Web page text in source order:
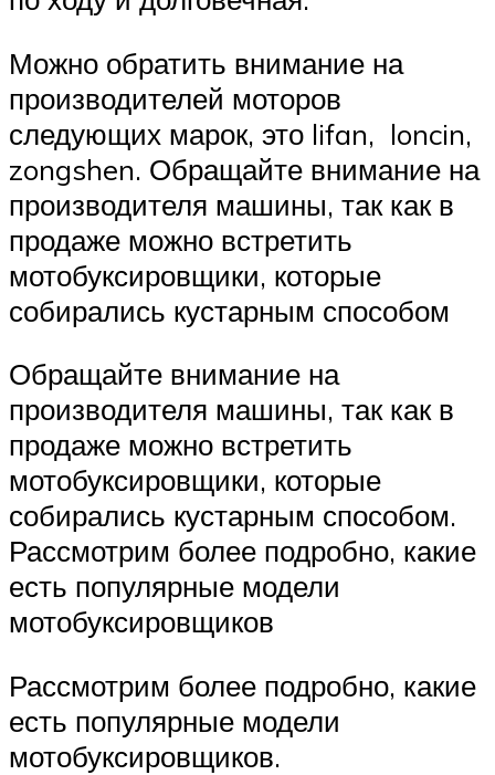
Можно обратить внимание на
производителей моторов
следующих марок, это lifan, loncin,
zongshen. Обращайте внимание на
производителя машины, так как в
продаже можно встретить
мотобуксировщики, которые
собирались кустарным способом
Обращайте внимание на
производителя машины, так как в
продаже можно встретить
мотобуксировщики, которые
собирались кустарным способом.
Рассмотрим более подробно, какие
есть популярные модели
мотобуксировщиков
Рассмотрим более подробно, какие
есть популярные модели
мотобуксировщиков.